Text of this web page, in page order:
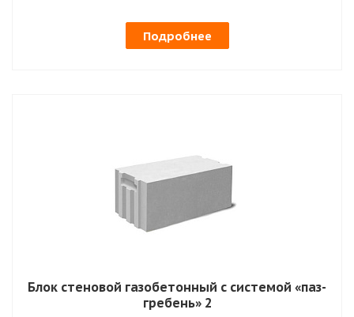
Подробнее
Блок стеновой газобетонный с системой «паз-
гребень» 2